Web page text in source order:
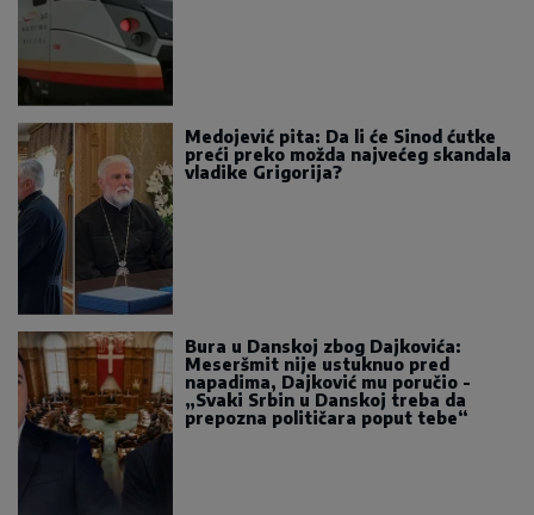
Medojević pita: Da li će Sinod ćutke
preći preko možda najvećeg skandala
vladike Grigorija?
Bura u Danskoj zbog Dajkovića:
Meseršmit nije ustuknuo pred
napadima, Dajković mu poručio -
„Svaki Srbin u Danskoj treba da
prepozna političara poput tebe“